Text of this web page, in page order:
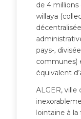
de 4 millions
willaya
pays-,
communes)
équivalent
ALGER,
lointaine à